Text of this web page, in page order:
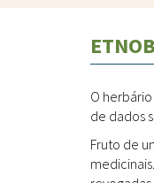
Enter
O
de dados
Fruto de